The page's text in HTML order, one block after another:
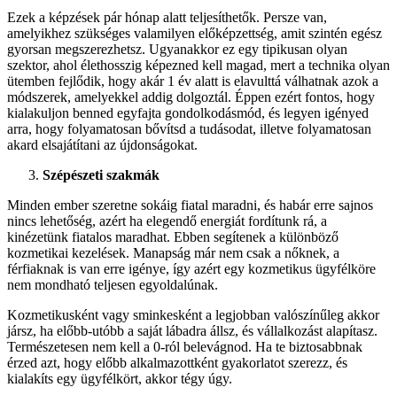
Ezek a képzések pár hónap alatt teljesíthetők. Persze van,
amelyikhez szükséges valamilyen előképzettség, amit szintén egész
gyorsan megszerezhetsz. Ugyanakkor ez egy tipikusan olyan
szektor, ahol élethosszig képezned kell magad, mert a technika olyan
ütemben fejlődik, hogy akár 1 év alatt is elavulttá válhatnak azok a
módszerek, amelyekkel addig dolgoztál. Éppen ezért fontos, hogy
kialakuljon benned egyfajta gondolkodásmód, és legyen igényed
arra, hogy folyamatosan bővítsd a tudásodat, illetve folyamatosan
akard elsajátítani az újdonságokat.
Szépészeti szakmák
Minden ember szeretne sokáig fiatal maradni, és habár erre sajnos
nincs lehetőség, azért ha elegendő energiát fordítunk rá, a
kinézetünk fiatalos maradhat. Ebben segítenek a különböző
kozmetikai kezelések. Manapság már nem csak a nőknek, a
férfiaknak is van erre igénye, így azért egy kozmetikus ügyfélköre
nem mondható teljesen egyoldalúnak.
Kozmetikusként vagy sminkesként a legjobban valószínűleg akkor
jársz, ha előbb-utóbb a saját lábadra állsz, és vállalkozást alapítasz.
Természetesen nem kell a 0-ról belevágnod. Ha te biztosabbnak
érzed azt, hogy előbb alkalmazottként gyakorlatot szerezz, és
kialakíts egy ügyfélkört, akkor tégy úgy.